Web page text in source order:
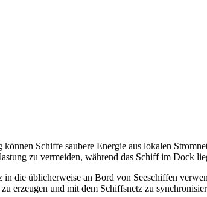
Schiffe saubere Energie aus lokalen
zu vermeiden, während das Schiff im Dock
die üblicherweise an Bord von Seeschiffen
erzeugen und mit dem Schiffsnetz zu